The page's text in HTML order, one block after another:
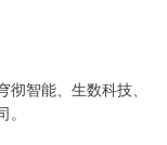
智能、生数科技、